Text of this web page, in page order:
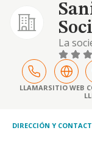
La
la
transp
LLAMARSITIO WEB
DIRECCIÓN Y